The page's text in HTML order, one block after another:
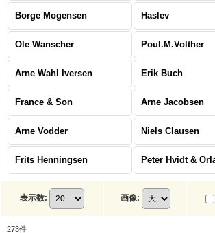
Borge Mogensen Haslev
Ole Wanscher Poul.M.Volther
Arne Wahl Iversen Erik Buch
France & Son Arne Jacobsen
Arne Vodder Niels Clausen
Frits Henningsen
表示数: 画像:
273件